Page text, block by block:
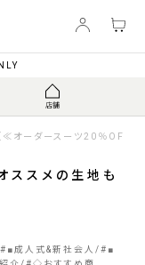
【≪オーダースーツ20％OFF
ススメの生地も
# ■成人式&新社会人 # ■